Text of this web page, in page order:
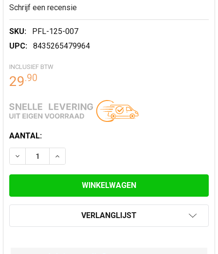
Schrijf een recensie
SKU:
PFL-125-007
UPC:
8435265479964
INCLUSIEF BTW
29.90
HUIDIGE
VOORRAAD:
AANTAL:
VERLAAG AANTAL VAN EW KOPPELSTUK FLEX-FLEX Ø
VERHOOG AANTAL VAN EW KOPPELSTUK
VERLANGLIJST